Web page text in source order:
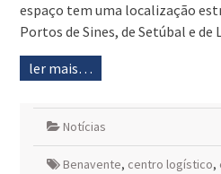
espaço tem uma localização
Portos de Sines, de Setúbal e de
ler mais…
Notícias
Benavente, centro logístico,